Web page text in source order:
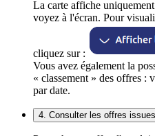
La carte affiche
voyez à l'écran. Pour
cliquez sur :
Vous avez également la
« classement » des offres :
par date.
4. Consulter les offres